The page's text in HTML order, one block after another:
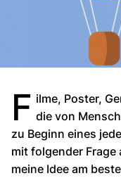
F ilme, Poster,
die von
zu Beginn eines
mit folgender
meine Idee am